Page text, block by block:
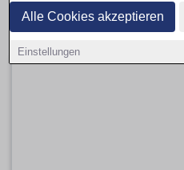
Alle Cookies akzeptieren
Einstellungen
passende